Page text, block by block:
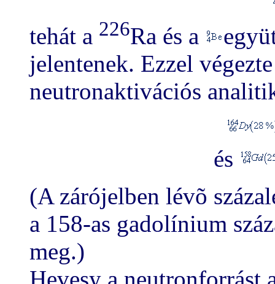
tehát a 226Ra és a
jelentenek. Ezzel
neutronaktivációs
és
(A zárójelben lévõ
a 158-as gadolínium
meg.)